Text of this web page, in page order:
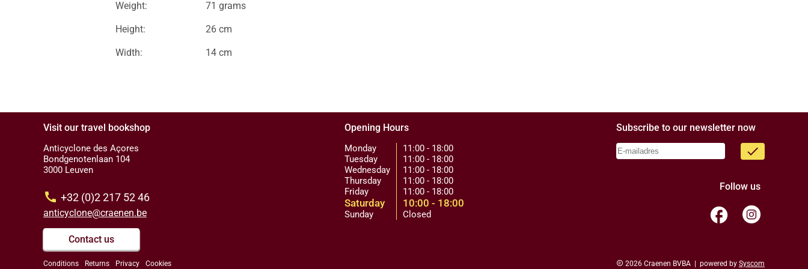
Weight: 71 grams
Height: 26 cm
Width: 14 cm
Visit our travel bookshop
Anticyclone des Açores
Bondgenotenlaan 104
3000 Leuven
call +32 (0)2 217 52 46
anticyclone@craenen.be
Contact us
Conditions Returns Privacy Cookies
Opening Hours
Monday
Tuesday
Wednesday
Thursday
Friday
Saturday
Sunday
11:00 - 18:00
11:00 - 18:00
11:00 - 18:00
11:00 - 18:00
11:00 - 18:00
10:00 - 18:00
Closed
Subscribe to our newsletter now
done
Follow us
facebook
copyright 2026 Craenen BVBA | powered by Syscom